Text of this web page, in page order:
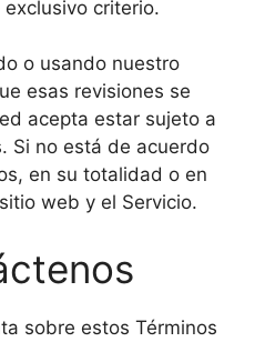
criterio.
o usando nuestro
esas revisiones se
acepta estar sujeto a
Si no está de acuerdo
en su totalidad o en
web y el Servicio.
sobre estos Términos